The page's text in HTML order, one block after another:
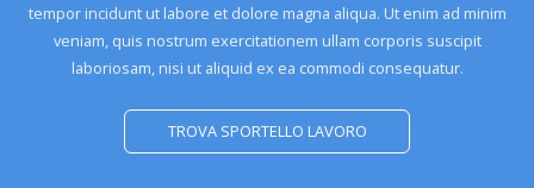
tempor incidunt ut labore et dolore magna aliqua. Ut enim ad minim
veniam, quis nostrum exercitationem ullam corporis suscipit
laboriosam, nisi ut aliquid ex ea commodi consequatur.
TROVA SPORTELLO LAVORO